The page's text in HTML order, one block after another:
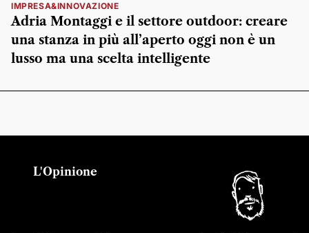
IMPRESA&INNOVAZIONE
Adria Montaggi e il settore outdoor: creare
una stanza in più all’aperto oggi non è un
lusso ma una scelta intelligente
L'Opinione